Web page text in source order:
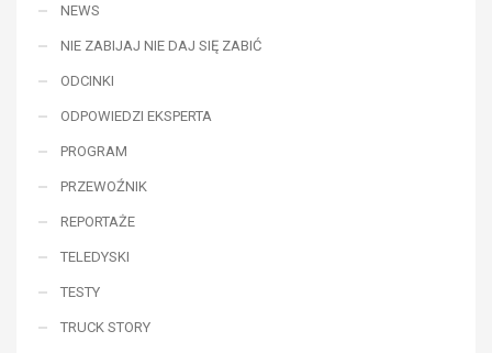
NEWS
NIE ZABIJAJ NIE DAJ SIĘ ZABIĆ
ODCINKI
ODPOWIEDZI EKSPERTA
PROGRAM
PRZEWOŹNIK
REPORTAŻE
TELEDYSKI
TESTY
TRUCK STORY